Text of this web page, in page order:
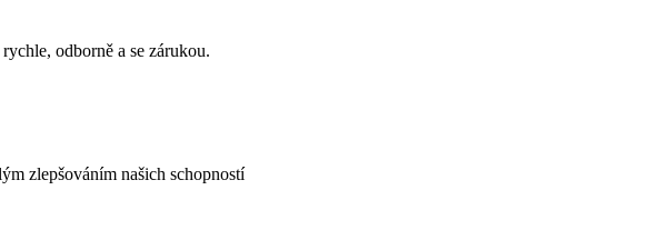
odborně a se zárukou.
zlepšováním našich schopností